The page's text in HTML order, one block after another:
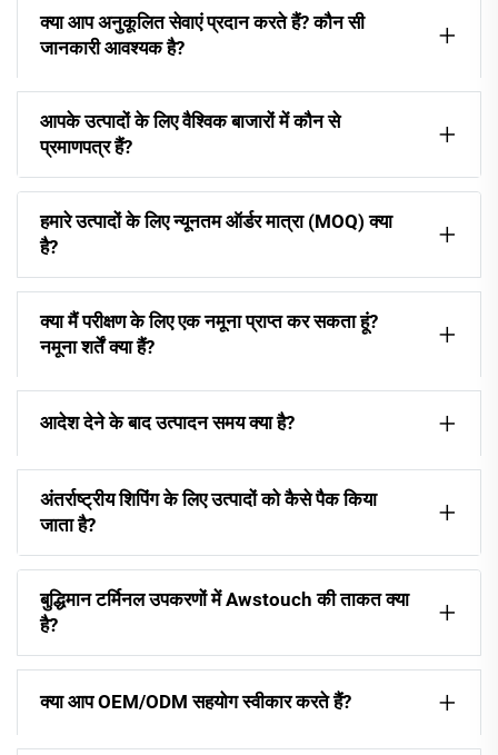
क्या आप अनुकूलित सेवाएं प्रदान करते हैं? कौन सी
जानकारी आवश्यक है?
आपके उत्पादों के लिए वैश्विक बाजारों में कौन से
प्रमाणपत्र हैं?
हमारे उत्पादों के लिए न्यूनतम ऑर्डर मात्रा (MOQ) क्या
है?
क्या मैं परीक्षण के लिए एक नमूना प्राप्त कर सकता हूं?
नमूना शर्तें क्या हैं?
आदेश देने के बाद उत्पादन समय क्या है?
अंतर्राष्ट्रीय शिपिंग के लिए उत्पादों को कैसे पैक किया
जाता है?
बुद्धिमान टर्मिनल उपकरणों में Awstouch की ताकत क्या
है?
क्या आप OEM/ODM सहयोग स्वीकार करते हैं?